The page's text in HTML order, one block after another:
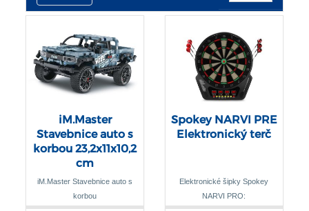
iM.Master
Stavebnice auto s
korbou 23,2x11x10,2
cm
iM.Master Stavebnice auto s
korbou
Spokey NARVI PRE
Elektronický terč
Elektronické šipky Spokey
NARVI PRO: